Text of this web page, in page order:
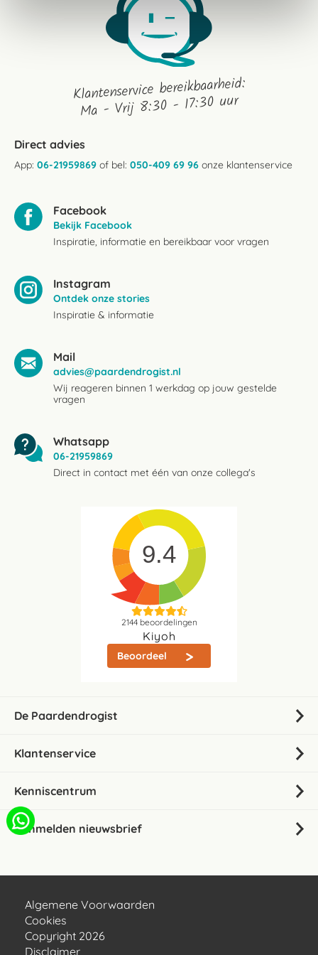
Klantenservice bereikbaarheid:
Ma - Vrij 8:30 - 17:30 uur
Direct advies
App: 06-21959869 of bel: 050-409 69 96 onze klantenservice
Facebook
Bekijk Facebook
Inspiratie, informatie en bereikbaar voor vragen
Instagram
Ontdek onze stories
Inspiratie & informatie
Mail
advies@paardendrogist.nl
Wij reageren binnen 1 werkdag op jouw gestelde
vragen
Whatsapp
06-21959869
Direct in contact met één van onze collega's
9.4
2144beoordelingen
Kiyoh
Beoordeel
De Paardendrogist
Klantenservice
Kenniscentrum
Aanmelden nieuwsbrief
Algemene Voorwaarden
Cookies
Copyright 2026
Disclaimer